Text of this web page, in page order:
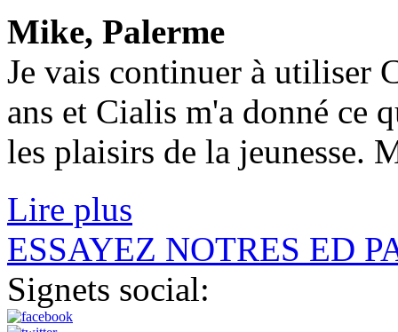
Mike, Palerme
Je vais continuer à utiliser
ans et Cialis m'a donné ce
les plaisirs de la jeunesse.
Lire plus
ESSAYEZ NOTRES ED
Signets social: